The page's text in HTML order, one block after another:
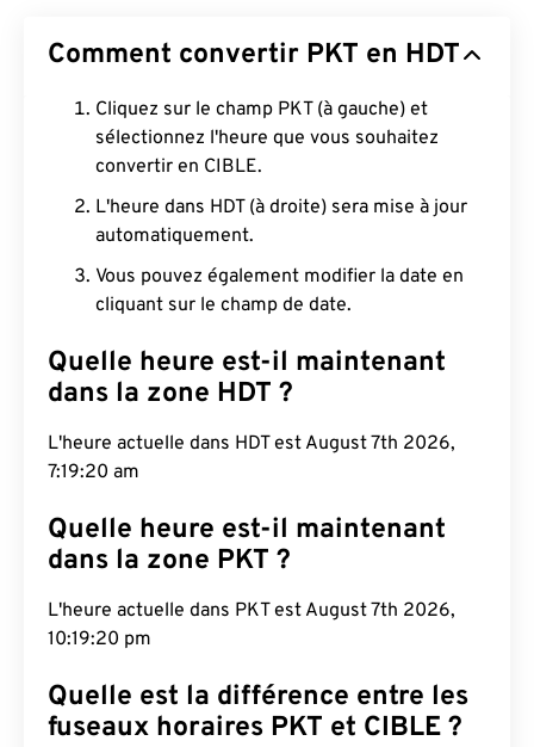
Comment convertir PKT en HDT
Cliquez sur le champ PKT (à gauche) et
sélectionnez l'heure que vous souhaitez
convertir en CIBLE.
L'heure dans HDT (à droite) sera mise à jour
automatiquement.
Vous pouvez également modifier la date en
cliquant sur le champ de date.
Quelle heure est-il maintenant
dans la zone HDT ?
L'heure actuelle dans HDT est August 7th 2026,
7:19:21 am
Quelle heure est-il maintenant
dans la zone PKT ?
L'heure actuelle dans PKT est August 7th 2026,
10:19:21 pm
Quelle est la différence entre les
fuseaux horaires PKT et CIBLE ?